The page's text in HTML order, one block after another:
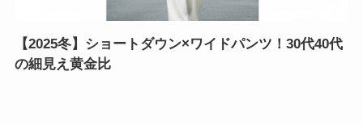
【2025冬】ショートダウン×ワイドパンツ！30代40代
の細見え黄金比